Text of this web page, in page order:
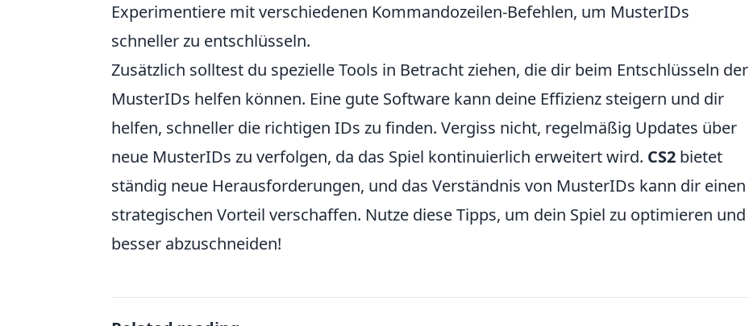
Experimentiere mit verschiedenen Kommandozeilen-Befehlen, um MusterIDs
schneller zu entschlüsseln.
Zusätzlich solltest du spezielle Tools in Betracht ziehen, die dir beim Entschlüsseln der
MusterIDs helfen können. Eine gute Software kann deine Effizienz steigern und dir
helfen, schneller die richtigen IDs zu finden. Vergiss nicht, regelmäßig Updates über
neue MusterIDs zu verfolgen, da das Spiel kontinuierlich erweitert wird. CS2 bietet
ständig neue Herausforderungen, und das Verständnis von MusterIDs kann dir einen
strategischen Vorteil verschaffen. Nutze diese Tipps, um dein Spiel zu optimieren und
besser abzuschneiden!